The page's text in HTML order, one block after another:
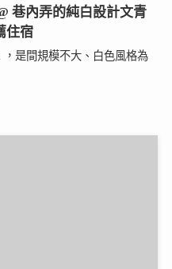
巷內弄的純白設計文青
住宿
，是間規模不大、白色風格為